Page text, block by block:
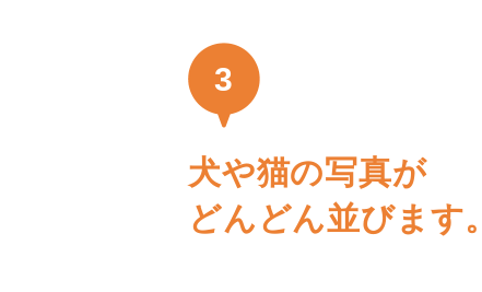
3
犬や猫の写真が
どんどん並びます。